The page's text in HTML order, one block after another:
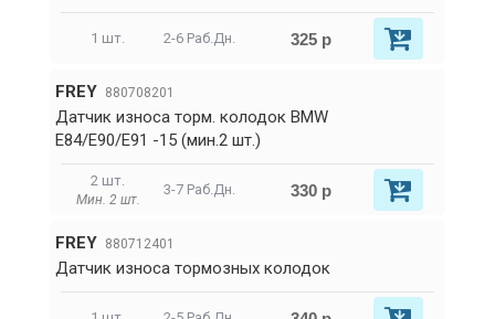
1 шт. 2-6 Раб.Дн. 325 р
FREY 880708201
Датчик износа торм. колодок BMW
E84/E90/E91 -15 (мин.2 шт.)
2 шт.
Мин. 2 шт.
3-7 Раб.Дн. 330 р
FREY 880712401
Датчик износа тормозных колодок